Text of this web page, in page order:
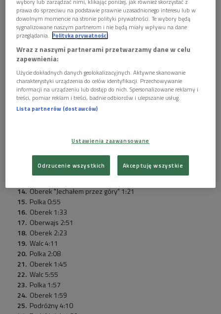
najmłodszych i najstarszych wykonawców dzieli
dystans ponad 100 lat.
Lista utworów
Polka mazurka 0:39
Oberek 0:45
Oberek "Ej za stodołą ścieżka" 0:55
Kieliszek braciszek 0:51
Prosty 0:26
Oberek 0:43
Oberek "Jechałem przez góry" 1:21
Polka 0:55
Oberek 1:33
Oberwajs 2:51
Oberek 2:23
Walc 4:11
Polka 2:08
Oberek 1:45
Walc 5:55
Polka 1:57
Oberek 1:59
Podróżny 4:10
wybory lub zarządzać nimi, klikając poniżej, jak również skorzystać z
prawa do sprzeciwu na podstawie prawnie uzasadnionego interesu lub w
dowolnym momencie na stronie polityki prywatności. Te wybory będą
sygnalizowane naszym partnerom i nie będą miały wpływu na dane
przeglądania. Polityka prywatności
Wraz z naszymi partnerami przetwarzamy dane w celu
zapewnienia:
Użycie dokładnych danych geolokalizacyjnych. Aktywne skanowanie
charakterystyki urządzenia do celów identyfikacji. Przechowywanie
informacji na urządzeniu lub dostęp do nich. Spersonalizowane reklamy i
treści, pomiar reklam i treści, badnie odbiorców i ulepszanie usług.
Lista partnerów (dostawców)
Ustawienia zaawansowane
Odrzucenie wszystkich Akceptuję wszystkie